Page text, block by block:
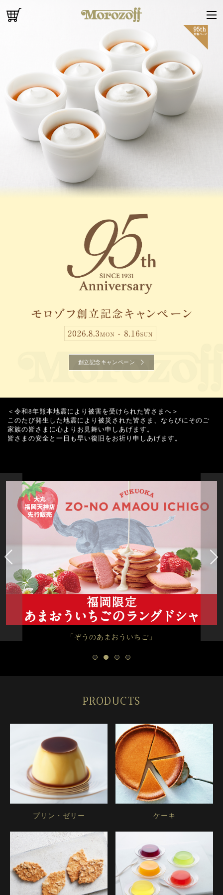
創立記念キャンペーン
＜令和8年熊本地震により被害を受けられた皆さまへ＞
このたび発生した地震により被災された皆さま、ならびにそのご
家族の皆さまに心よりお見舞い申しあげます。
皆さまの安全と一日も早い復旧をお祈り申しあげます。
「ぞうのあまおういちご」
PRODUCTS
プリン・ゼリー ケーキ